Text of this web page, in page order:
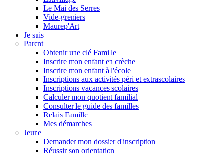
Le Mai des Serres
Vide-greniers
Maurep'Art
Je suis
Parent
Obtenir une clé Famille
Inscrire mon enfant en crèche
Inscrire mon enfant à l'école
Inscriptions aux activités péri et extrascolaires
Inscriptions vacances scolaires
Calculer mon quotient familial
Consulter le guide des familles
Relais Famille
Mes démarches
Jeune
Demander mon dossier d'inscription
Réussir son orientation